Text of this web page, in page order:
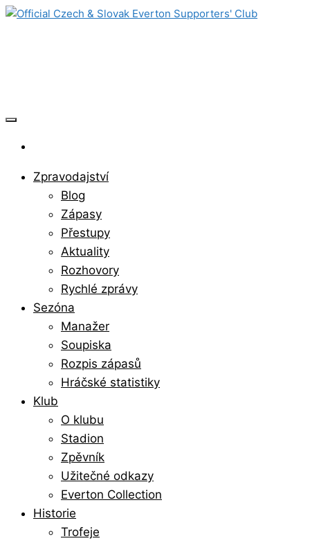
Skip
Zpravodajství
Blog
Zápasy
Přestupy
Aktuality
Rozhovory
Rychlé zprávy
Sezóna
Manažer
Soupiska
Rozpis zápasů
Hráčské statistiky
Klub
O klubu
Stadion
Zpěvník
Užitečné odkazy
Everton Collection
Historie
Trofeje